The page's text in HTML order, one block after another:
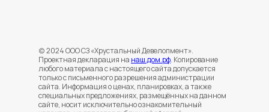
(c) 2024 ООО СЗ «Хрустальный Девелопмент».
Проектная декларация на наш.дом.рф. Копирование
любого материала с настоящего сайта допускается
только с письменного разрешения администрации
сайта. Информация о ценах, планировках, а также
специальных предложениях, размещённых на данном
сайте, носит исключительно ознакомительный